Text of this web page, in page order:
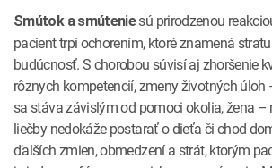
Smútok a smúteniesú prirodzenou
pacient trpí ochorením, ktoré znamená
budúcnosť. S chorobou súvisí aj zhoršenie
rôznych kompetencií, zmeny životných úloh
sa stáva závislým od pomoci okolia, žena
liečby nedokáže postarať o dieťa či chod
ďalších zmien, obmedzení a strát, ktorým